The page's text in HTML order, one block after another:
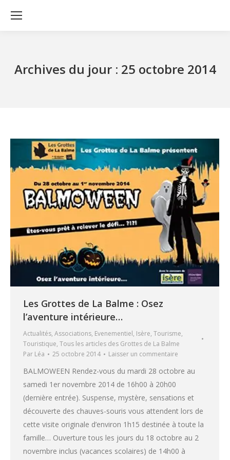
Archives du jour : 25 octobre 2014
Les Grottes de La Balme : Osez
l’aventure intérieure…
Actualités, Associations, Evenementiel, Isère, Tourisme,
Touristique, Tous les articles des Grottes de La Balme
Par Léa 25 octobre 2014 Laisser un commentaire
BALMOWEEN Rendez-vous du mardi 28 octobre au
samedi 1er novembre 2014 de 16h00 à 20h00
(dernière entrée). Suspense, mystère, sensations et
découverte des chauves-souris vous attendent lors de
cette visite originale d’environ 1h15 destinée à toute la
famille… Ouverture tous les jours du 18 octobre au 2
novembre inclus (vacances scolaires) de 14h00 à